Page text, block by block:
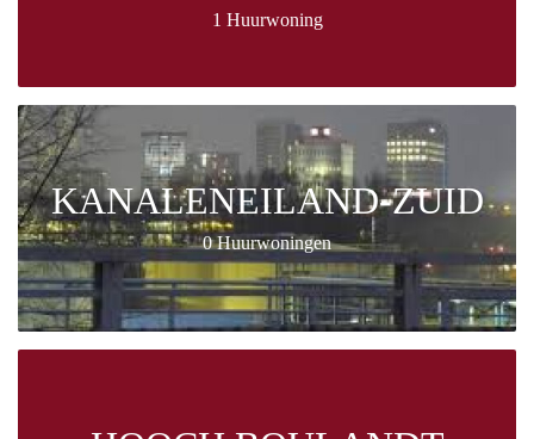
1 Huurwoning
KANALENEILAND-ZUID
0 Huurwoningen